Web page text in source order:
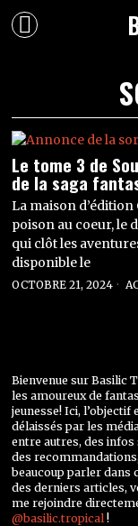
Le tome 3 de
de la saga
La maison
poison au coeur, le
qui clôt les
disponible le
OCTOBRE 21, 2024
Bienvenue sur Basilic
les amoureux de
jeunesse! Ici,
délaissés par les
entre autres, des
des
beaucoup parler
des derniers articles,
me rejoindre
@basilic.tropical !